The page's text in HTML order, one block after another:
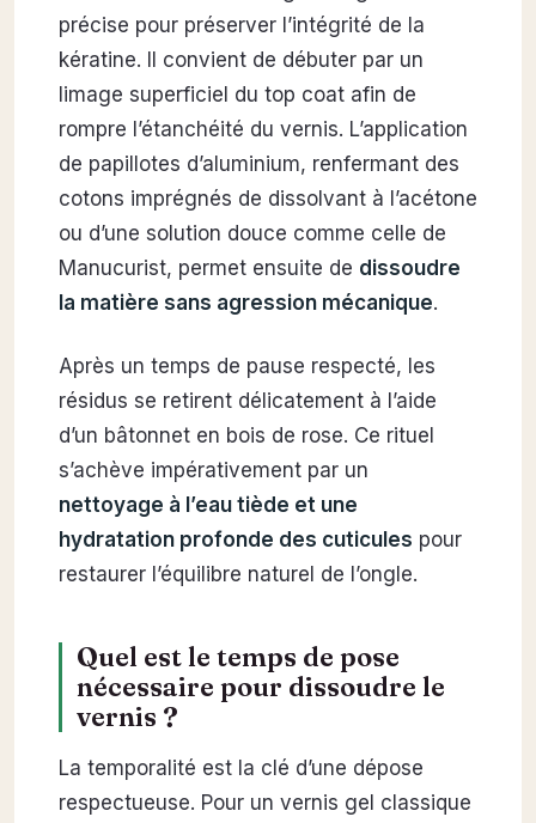
précise pour préserver l’intégrité de la
kératine. Il convient de débuter par un
limage superficiel du top coat afin de
rompre l’étanchéité du vernis. L’application
de papillotes d’aluminium, renfermant des
cotons imprégnés de dissolvant à l’acétone
ou d’une solution douce comme celle de
Manucurist, permet ensuite de dissoudre
la matière sans agression mécanique.
Après un temps de pause respecté, les
résidus se retirent délicatement à l’aide
d’un bâtonnet en bois de rose. Ce rituel
s’achève impérativement par un
nettoyage à l’eau tiède et une
hydratation profonde des cuticules pour
restaurer l’équilibre naturel de l’ongle.
Quel est le temps de pose
nécessaire pour dissoudre le
vernis ?
La temporalité est la clé d’une dépose
respectueuse. Pour un vernis gel classique